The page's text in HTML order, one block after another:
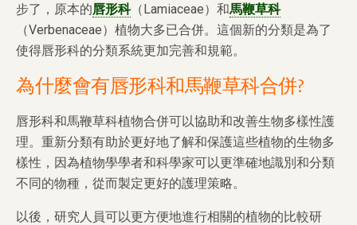
步了，原本的唇形科（Lamiaceae）和馬鞭草科
（Verbenaceae）植物大多已合併。這個新的分類是為了
使得唇形科的分類系統更加完善和規範。
為什麼會有唇形科和馬鞭草科合併?
唇形科和馬鞭草科植物合併可以協助和改善生物多樣性護
理。重新分類有助於更好地了解和保護這些植物的生物多
樣性，因為植物學學者和科學家可以更準確地識別和分類
不同的物種，從而製定更好的護理策略。
以後，研究人員可以更方便地進行相關的植物的比較研